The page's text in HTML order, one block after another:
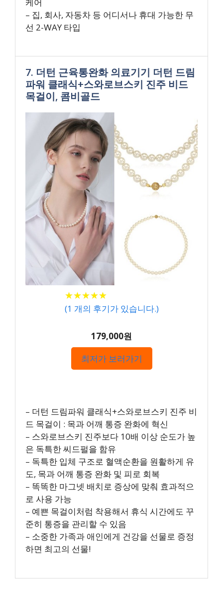
– 집, 회사, 자동차 등 어디서나 휴대 가능한 무
선 2-WAY 타입
7. 더턴 근육통완화 의료기기 더턴 드림
파워 클래식+스와로브스키 진주 비드
목걸이, 콤비골드
★★★★★
★★★★★
(1 개의 후기가 있습니다.)
179,000원
최저가 보러가기
– 더턴 드림파워 클래식+스와로브스키 진주 비
드 목걸이 : 목과 어깨 통증 완화에 혁신
– 스와로브스키 진주보다 10배 이상 순도가 높
은 독특한 씨드펄을 함유
– 독특한 입체 구조로 혈액순환을 원활하게 유
도, 목과 어깨 통증 완화 및 피로 회복
– 똑똑한 마그넷 배치로 증상에 맞춰 효과적으
로 사용 가능
– 예쁜 목걸이처럼 착용해서 휴식 시간에도 꾸
준히 통증을 관리할 수 있음
– 소중한 가족과 애인에게 건강을 선물로 증정
하면 최고의 선물!